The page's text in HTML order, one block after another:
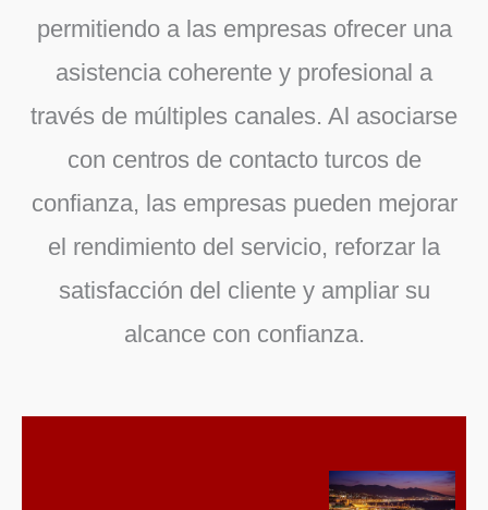
permitiendo a las empresas ofrecer una
asistencia coherente y profesional a
través de múltiples canales. Al asociarse
con centros de contacto turcos de
confianza, las empresas pueden mejorar
el rendimiento del servicio, reforzar la
satisfacción del cliente y ampliar su
alcance con confianza.